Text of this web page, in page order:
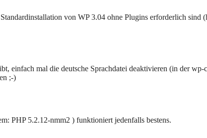
von WP 3.04 ohne Plugins erforderlich sind
einfach mal die deutsche Sprachdatei deaktivieren (in der wp-
;-)
PHP 5.2.12-nmm2 ) funktioniert jedenfalls bestens.